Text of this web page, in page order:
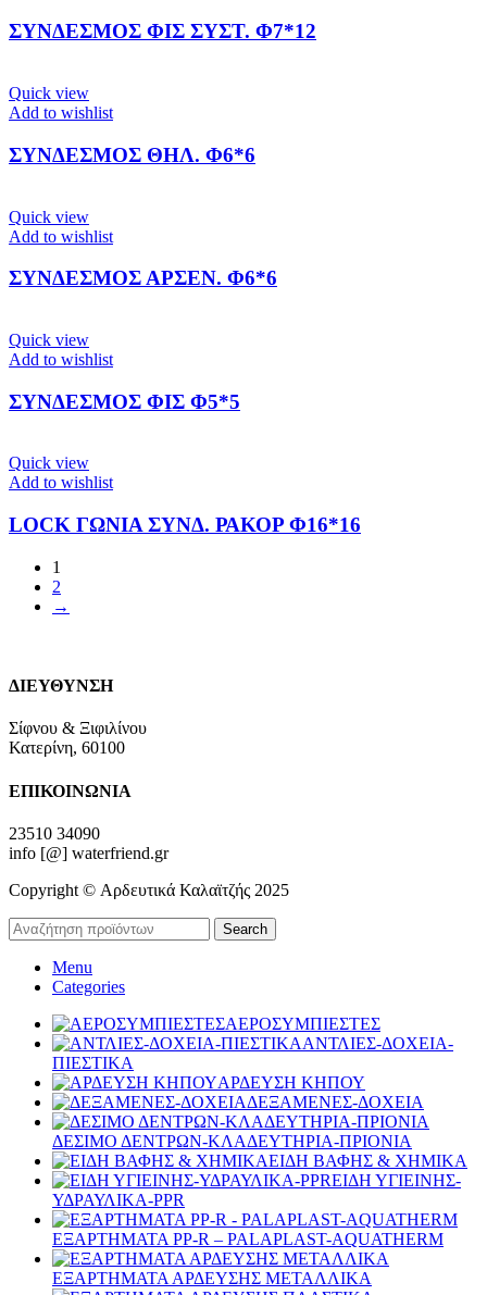
ΣΥΝΔΕΣΜΟΣ ΦΙΣ ΣΥΣΤ. Φ7*12
Quick view
Add to wishlist
ΣΥΝΔΕΣΜΟΣ ΘΗΛ. Φ6*6
Quick view
Add to wishlist
ΣΥΝΔΕΣΜΟΣ ΑΡΣΕΝ. Φ6*6
Quick view
Add to wishlist
ΣΥΝΔΕΣΜΟΣ ΦΙΣ Φ5*5
Quick view
Add to wishlist
LOCK ΓΩΝΙΑ ΣΥΝΔ. ΡΑΚΟΡ Φ16*16
1
2
→
ΔΙΕΥΘΥΝΣΗ
Σίφνου & Ξιφιλίνου
Κατερίνη, 60100
ΕΠΙΚΟΙΝΩΝΙΑ
23510 34090
info [@] waterfriend.gr
Copyright © Αρδευτικά Καλαϊτζής 2025
Search
Menu
Categories
ΑΕΡΟΣΥΜΠΙΕΣΤΕΣ
ΑΝΤΛΙΕΣ-ΔΟΧΕΙΑ-
ΠΙΕΣΤΙΚΑ
ΑΡΔΕΥΣΗ ΚΗΠΟΥ
ΔΕΞΑΜΕΝΕΣ-ΔΟΧΕΙΑ
ΔΕΣΙΜΟ ΔΕΝΤΡΩΝ-ΚΛΑΔΕΥΤΗΡΙΑ-ΠΡΙΟΝΙΑ
ΕΙΔΗ ΒΑΦΗΣ & ΧΗΜΙΚΑ
ΕΙΔΗ ΥΓΙΕΙΝΗΣ-
ΥΔΡΑΥΛΙΚΑ-PPR
ΕΞΑΡΤΗΜΑΤΑ PP-R – PALAPLAST-AQUATHERM
ΕΞΑΡΤΗΜΑΤΑ ΑΡΔΕΥΣΗΣ ΜΕΤΑΛΛΙΚΑ